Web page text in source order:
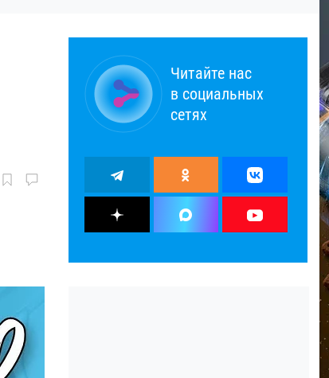
Читайте нас
в социальных
сетях